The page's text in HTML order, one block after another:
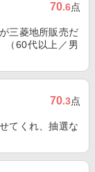
70.6点
三菱地所販売だ
（60代以上／男
70.3点
てくれ、抽選な